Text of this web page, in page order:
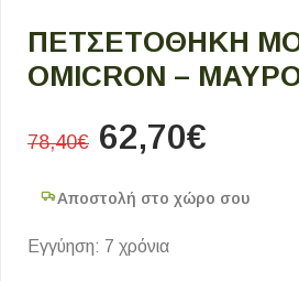
ΠΕΤΣΕΤΟΘΗΚΗ
OMICRON –
78,40€ 62,70€
Αποστολή στο χώρο σου
Εγγύηση: 7 χρόνια